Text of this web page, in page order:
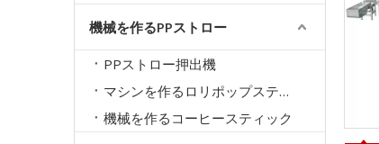
機械を作るPPストロー
PPストロー押出機
マシンを作るロリポップスティック
機械を作るコーヒースティック